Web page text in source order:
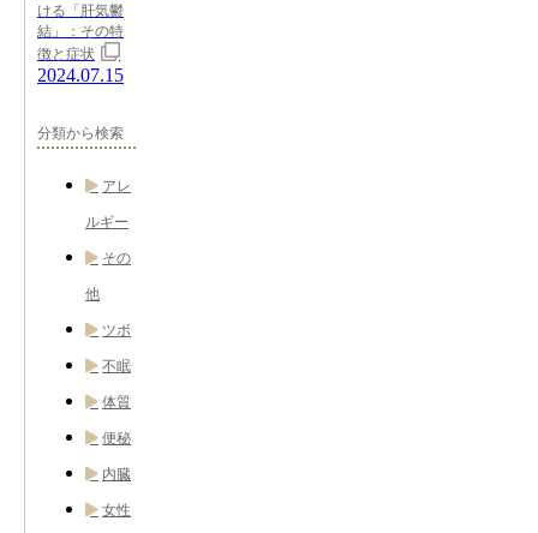
ける「肝気鬱
結」：その特
徴と症状
2024.07.15
分類から検索
アレ
ルギー
その
他
ツボ
不眠
体質
便秘
内臓
女性